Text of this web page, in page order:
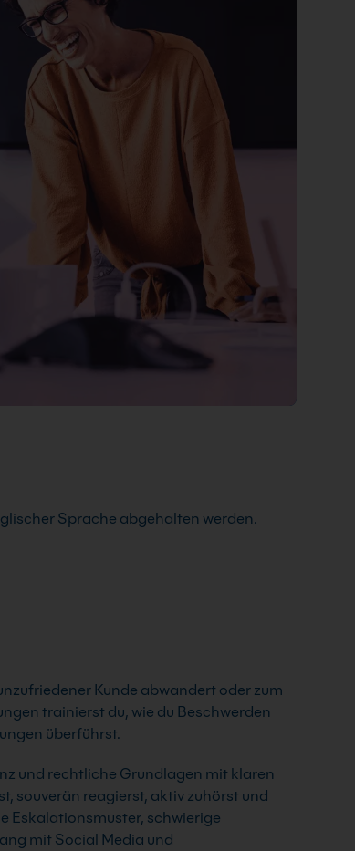
Sprache abgehalten werden.
Kunde abwandert oder zum
trainierst du, wie du Beschwerden
überführst.
und rechtliche Grundlagen mit klaren
souverän reagierst, aktiv zuhörst und
Eskalationsmuster, schwierige
mit Social Media und